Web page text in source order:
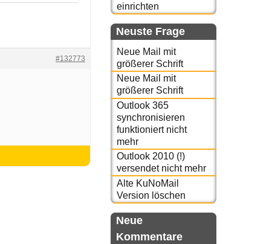
#132773
einrichten
Neuste Frage
Neue Mail mit
größerer Schrift
Neue Mail mit
größerer Schrift
Outlook 365
synchronisieren
funktioniert nicht
mehr
Outlook 2010 (!)
versendet nicht mehr
Alte KuNoMail
Version löschen
Neue
Kommentare